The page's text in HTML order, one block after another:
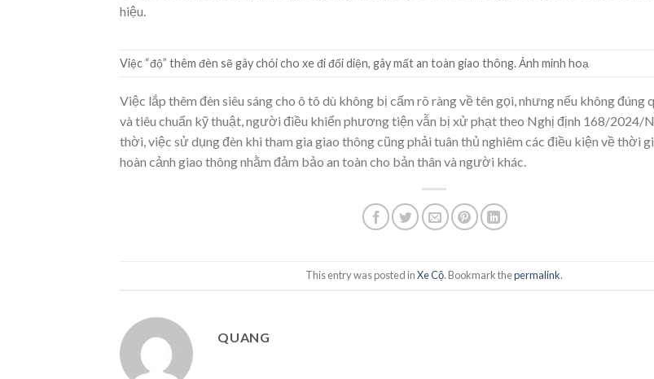
hiệu.
Việc “độ” thêm đèn sẽ gây chói cho xe đi đối diện, gây mất an toàn giao thông. Ảnh minh hoạ
Việc lắp thêm đèn siêu sáng cho ô tô dù không bị cấm rõ ràng về tên gọi, nhưng nếu không đúng
và tiêu chuẩn kỹ thuật, người điều khiển phương tiện vẫn bị xử phạt theo Nghị định 168/2024/
thời, việc sử dụng đèn khi tham gia giao thông cũng phải tuân thủ nghiêm các điều kiện về thời
hoàn cảnh giao thông nhằm đảm bảo an toàn cho bản thân và người khác.
This entry was posted inXe Cộ. Bookmark thepermalink.
QUANG